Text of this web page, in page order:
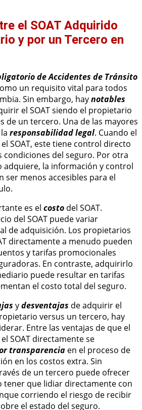
el SOAT Adquirido
y por un Tercero en
de Accidentes de Tránsito
un requisito vital para todos
Sin embargo, haynotables
el SOAT siendo el propietario
de un tercero. Una de las mayores
responsabilidad legal. Cuando el
SOAT, este tiene control directo
condiciones del seguro. Por otra
adquiere, la información y control
ser menos accesibles para el
es el costo del SOAT.
del SOAT puede variar
de adquisición. Los propietarios
directamente a menudo pueden
y tarifas promocionales
En contraste, adquirirlo
puede resultar en tarifas
el costo total del seguro.
ydesventajas de adquirir el
versus un tercero, hay
Entre las ventajas de que el
SOAT directamente se
transparencia en el proceso de
en los costos extra. Sin
de un tercero puede ofrecer
tener que lidiar directamente con
corriendo el riesgo de recibir
el estado del seguro.